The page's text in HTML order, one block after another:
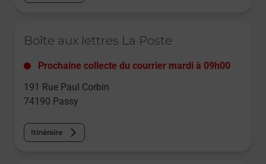
Boîte aux lettres La Poste
Prochaine collecte du courrier mardi à 09h00
191 Rue Paul Corbin
74190 Passy
Itinéraire